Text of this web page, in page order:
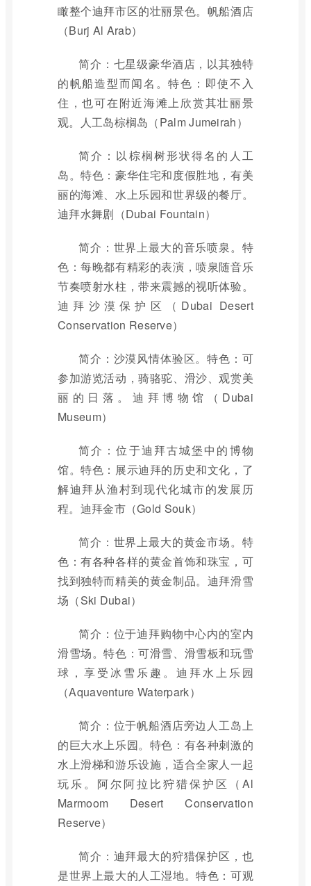
瞰整个迪拜市区的壮丽景色。帆船酒店
（Burj Al Arab）
简介：七星级豪华酒店，以其独特
的帆船造型而闻名。特色：即使不入
住，也可在附近海滩上欣赏其壮丽景
观。人工岛棕榈岛（Palm Jumeirah）
简介：以棕榈树形状得名的人工
岛。特色：豪华住宅和度假胜地，有美
丽的海滩、水上乐园和世界级的餐厅。
迪拜水舞剧（Dubai Fountain）
简介：世界上最大的音乐喷泉。特
色：每晚都有精彩的表演，喷泉随音乐
节奏喷射水柱，带来震撼的视听体验。
迪拜沙漠保护区（Dubai Desert
Conservation Reserve）
简介：沙漠风情体验区。特色：可
参加游览活动，骑骆驼、滑沙、观赏美
丽的日落。迪拜博物馆（Dubai
Museum）
简介：位于迪拜古城堡中的博物
馆。特色：展示迪拜的历史和文化，了
解迪拜从渔村到现代化城市的发展历
程。迪拜金市（Gold Souk）
简介：世界上最大的黄金市场。特
色：有各种各样的黄金首饰和珠宝，可
找到独特而精美的黄金制品。迪拜滑雪
场（Ski Dubai）
简介：位于迪拜购物中心内的室内
滑雪场。特色：可滑雪、滑雪板和玩雪
球，享受冰雪乐趣。迪拜水上乐园
（Aquaventure Waterpark）
简介：位于帆船酒店旁边人工岛上
的巨大水上乐园。特色：有各种刺激的
水上滑梯和游乐设施，适合全家人一起
玩乐。阿尔阿拉比狩猎保护区（Al
Marmoom Desert Conservation
Reserve）
简介：迪拜最大的狩猎保护区，也
是世界上最大的人工湿地。特色：可观